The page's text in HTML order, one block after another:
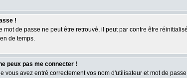
!
mot de passe ne peut être retrouvé, il peut par contre être
de temps.
peux pas me connecter !
vous avez entré correctement vos nom d'utilisateur et mot de